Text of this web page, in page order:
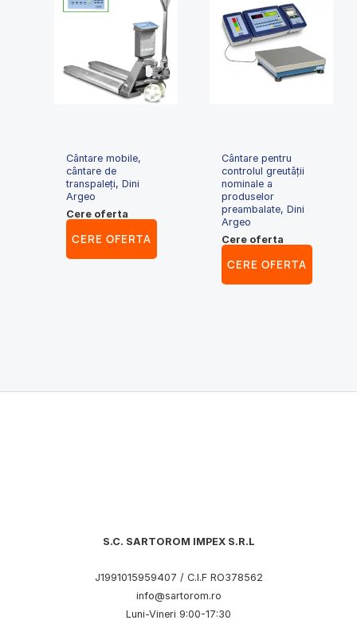
Cântare mobile,
cântare de
transpaleți, Dini
Argeo
Cere oferta
CERE OFERTA
Cântare pentru
controlul greutăţii
nominale a
produselor
preambalate, Dini
Argeo
Cere oferta
CERE OFERTA
S.C. SARTOROM IMPEX S.R.L
J1991015959407 / C.I.F RO378562
info@sartorom.ro
Luni-Vineri 9:00-17:30